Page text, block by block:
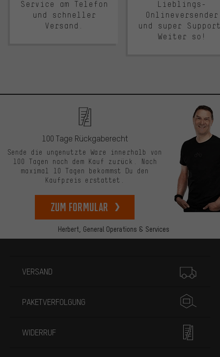
Service am Telefon
und schneller
Versand.
Lieblings-
Onlineversender
und super
Weiter so!
Herbert, General Operations & Services
100 Tage Rückgaberecht
Sende die ungenutzte Ware innerhalb von
100 Tagen nach dem Kauf zurück. Nach
maximal 10 Tagen bekommst Du den
Kaufpreis erstattet.
zum Formular
VERSAND
PAKETVERFOLGUNG
WIDERRUF